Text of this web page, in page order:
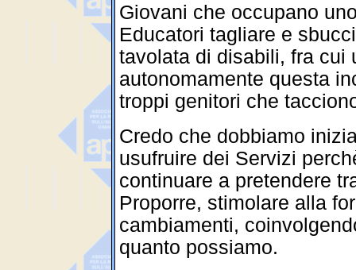
Giovani che occupano
Educatori tagliare e
tavolata di disabili, fra cui
autonomamente questa
troppi genitori che
Credo che dobbiamo
usufruire dei Servizi
continuare a pretendere
Proporre, stimolare alla
cambiamenti,
quanto possiamo.